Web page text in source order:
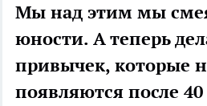
Мы над этим мы
юности. А теперь
привычек, которые
появляются после 40